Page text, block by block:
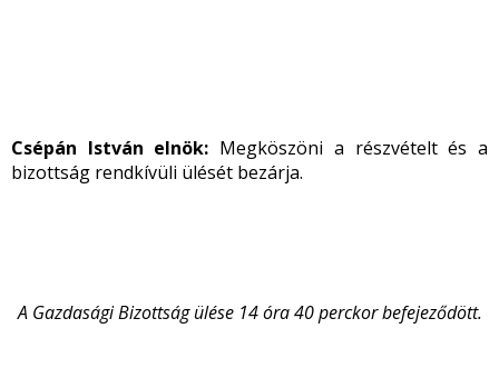
Csépán István elnök: Megköszöni a részvételt és a
bizottság rendkívüli ülését bezárja.
A Gazdasági Bizottság ülése 14 óra 40 perckor befejeződött.